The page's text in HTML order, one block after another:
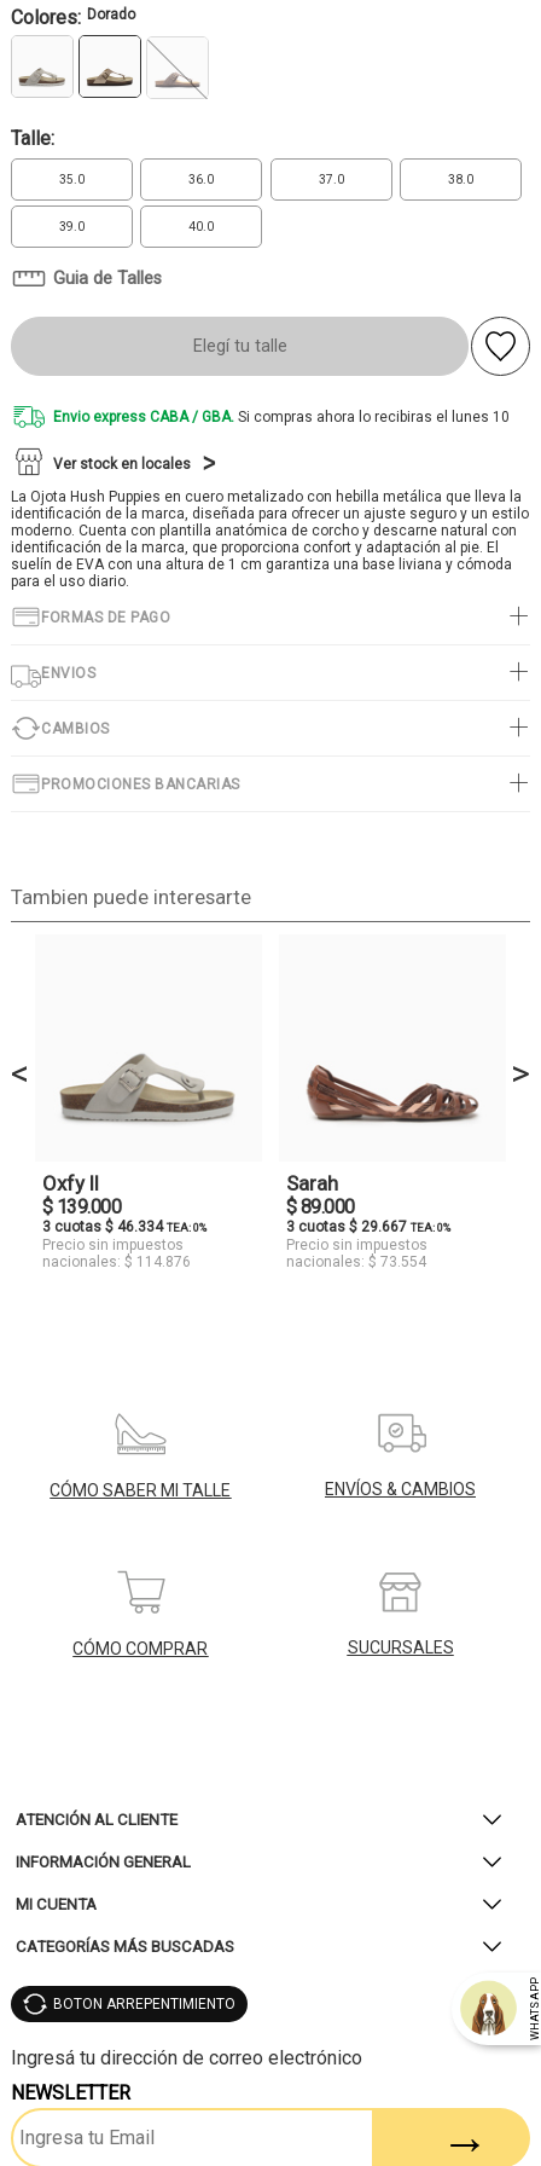
Colores: Dorado
Talle:
35.0 36.0 37.0 38.0
39.0 40.0
Guia de Talles
Elegí tu talle
Envio express CABA / GBA. Si compras ahora lo recibiras el lunes 10
Ver stock en locales
La Ojota Hush Puppies en cuero metalizado con hebilla metálica que lleva la
identificación de la marca, diseñada para ofrecer un ajuste seguro y un estilo
moderno. Cuenta con plantilla anatómica de corcho y descarne natural con
identificación de la marca, que proporciona confort y adaptación al pie. El
suelín de EVA con una altura de 1 cm garantiza una base liviana y cómoda
para el uso diario.
FORMAS DE PAGO
ENVIOS
CAMBIOS
PROMOCIONES BANCARIAS
Tambien puede interesarte
<
Oxfy II
$ 139.000
3 cuotas $ 46.334TEA: 0%
Precio sin impuestos
nacionales: $ 114.876
Sarah
$ 89.000
3 cuotas $ 29.667 TEA: 0%
Precio sin impuestos
nacionales: $ 73.554
>
CÓMO SABER MI TALLE ENVÍOS & CAMBIOS
CÓMO COMPRAR SUCURSALES
ATENCIÓN AL CLIENTE
INFORMACIÓN GENERAL
MI CUENTA
CATEGORÍAS MÁS BUSCADAS
WHATSAPP
BOTON ARREPENTIMIENTO
NEWSLETTER